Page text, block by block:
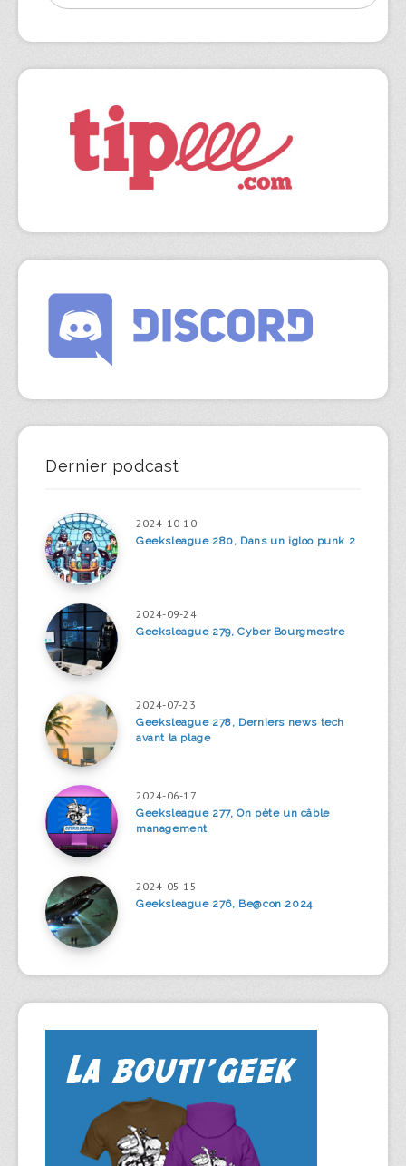
Dernier podcast
2024-10-10
Geeksleague 280, Dans un igloo punk 2
2024-09-24
Geeksleague 279, Cyber Bourgmestre
2024-07-23
Geeksleague 278, Derniers news tech
avant la plage
2024-06-17
Geeksleague 277, On pète un câble
management
2024-05-15
Geeksleague 276, Be@con 2024